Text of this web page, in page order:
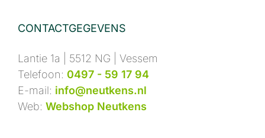
CONTACTGEGEVENS
Lantie 1a | 5512 NG | Vessem
Telefoon: 0497 - 59 17 94
E-mail: info@neutkens.nl
Web: Webshop Neutkens